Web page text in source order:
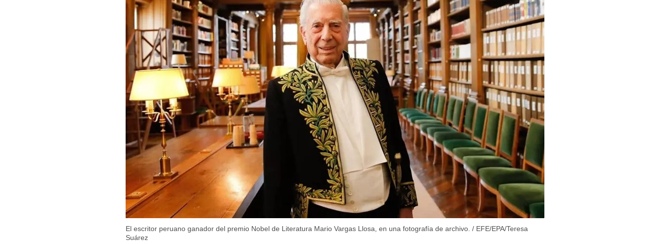
El escritor peruano ganador del premio Nobel de Literatura Mario Vargas Llosa, en una fotografía de archivo. / EFE/EPA/Teresa
Suárez